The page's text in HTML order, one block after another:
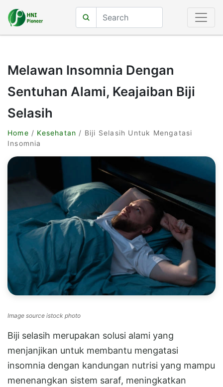
Melawan Insomnia Dengan
Sentuhan Alami, Keajaiban Biji
Selasih
Home / Kesehatan / Biji Selasih Untuk Mengatasi
Insomnia
Image source istock photo
Biji selasih merupakan solusi alami yang
menjanjikan untuk membantu mengatasi
insomnia dengan kandungan nutrisi yang mampu
menenangkan sistem saraf, meningkatkan